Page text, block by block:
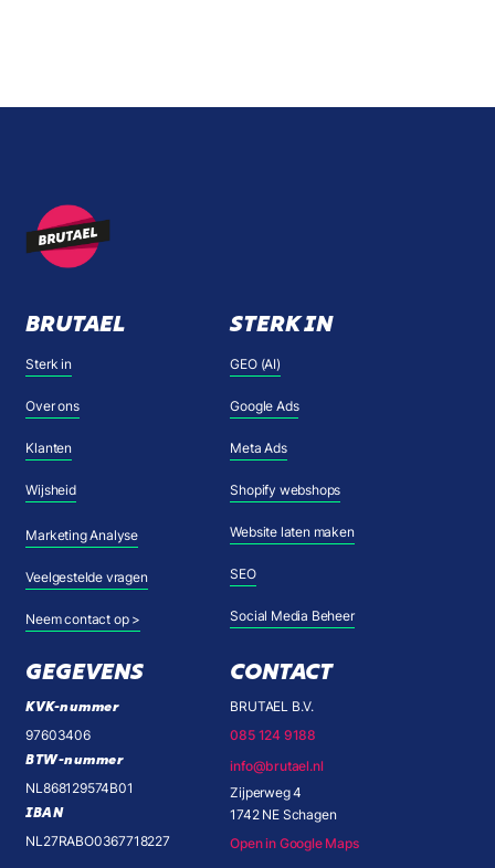
BRUTAEL
Sterk in
Over ons
Klanten
Wijsheid
Marketing Analyse
Veelgestelde vragen
Neem contact op >
STERK IN
GEO (AI)
Google Ads
Meta Ads
Shopify webshops
Website laten maken
SEO
Social Media Beheer
GEGEVENS
KVK-nummer
97603406
BTW-nummer
NL868129574B01
IBAN
NL27RABO0367718227
CONTACT
BRUTAEL B.V.
085 124 9188
info@brutael.nl
Zijperweg 4
1742 NE Schagen
Open in Google Maps